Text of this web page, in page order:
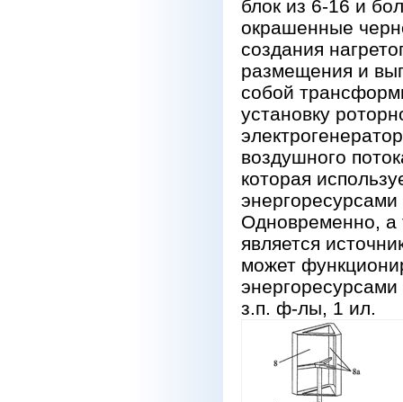
блок из 6-16 и
окрашенные
создания
размещения и
собой
установку
воздушного
которая
Одновременно, а
является
может
з.п. ф-лы, 1 ил.